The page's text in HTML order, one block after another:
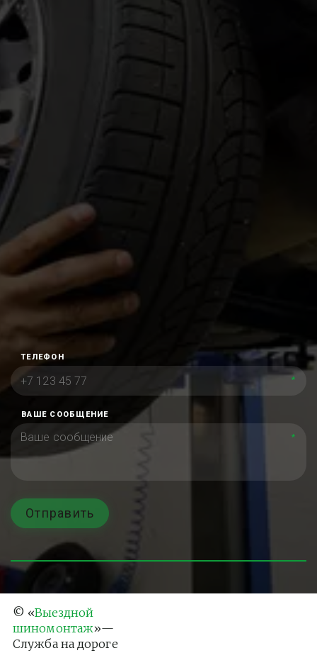
ТЕЛЕФОН
*
ВАШЕ СООБЩЕНИЕ
*
Отправить
© «Выездной
шиномонтаж»—
Служба на дороге